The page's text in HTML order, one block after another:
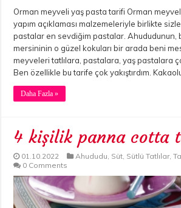
Orman meyveli yaş pasta tarifi Orman
yapım açıklaması malzemeleriyle birlikte
pastalar en sevdiğim pastalar. Ahududunun,
mersininin o güzel kokuları bir arada beni
meyveleri tatlılara, pastalara, yaş pastalara
Ben özellikle bu tarife çok yakıştırdım.
Daha Fazla »
4 kişilik panna cotta
01.10.2022 Ahududu Süt Sütlü Tatlılar,
0 Comments